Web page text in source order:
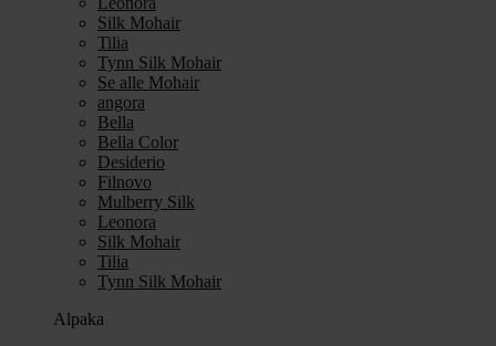
Silk Mohair
Tilia
Tynn Silk Mohair
Se alle Mohair
angora
Bella
Bella Color
Desiderio
Filnovo
Mulberry Silk
Leonora
Silk Mohair
Tilia
Tynn Silk Mohair
Alpaka